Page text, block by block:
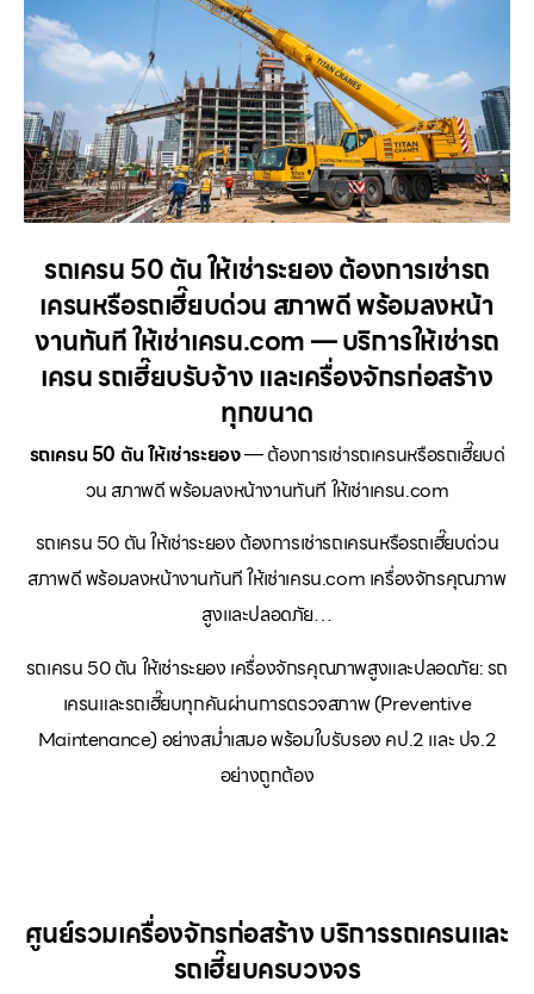
รถเครน 50 ตัน ให้เช่าระยอง ต้องการเช่ารถ
เครนหรือรถเฮี๊ยบด่วน สภาพดี พร้อมลงหน้า
งานทันที ให้เช่าเครน.com — บริการให้เช่ารถ
เครน รถเฮี๊ยบรับจ้าง และเครื่องจักรก่อสร้าง
ทุกขนาด
รถเครน 50 ตัน ให้เช่าระยอง— ต้องการเช่ารถเครนหรือรถเฮี๊ยบด่
วน สภาพดี พร้อมลงหน้างานทันที ให้เช่าเครน.com
รถเครน 50 ตัน ให้เช่าระยอง ต้องการเช่ารถเครนหรือรถเฮี๊ยบด่วน
สภาพดี พร้อมลงหน้างานทันที ให้เช่าเครน.com เครื่องจักรคุณภาพ
สูงและปลอดภัย…
รถเครน 50 ตัน ให้เช่าระยอง เครื่องจักรคุณภาพสูงและปลอดภัย: รถ
เครนและรถเฮี๊ยบทุกคันผ่านการตรวจสภาพ (Preventive
Maintenance) อย่างสม่ำเสมอ พร้อมใบรับรอง คป.2 และ ปจ.2
อย่างถูกต้อง
ศูนย์รวมเครื่องจักรก่อสร้าง บริการรถเครนและ
รถเฮี๊ยบครบวงจร